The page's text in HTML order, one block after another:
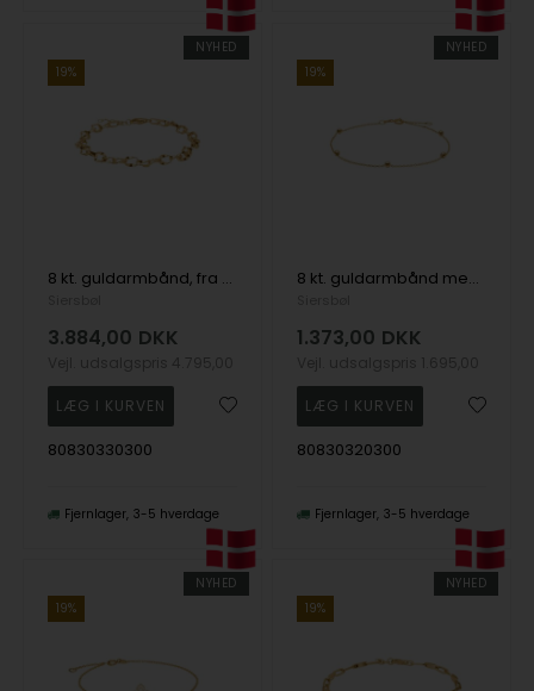
NYHED
19%
8 kt. guldarmbånd, fra Siersbøl
3.884,00 DKK
80830330300
Fjernlager 3-5 hverdage
NYHED
19%
8 kt. guldarmbånd med kugler, fra Siersbøl
1.373,00 DKK
80830320300
Fjernlager 3-5 hverdage
NYHED
19%
NYHED
19%